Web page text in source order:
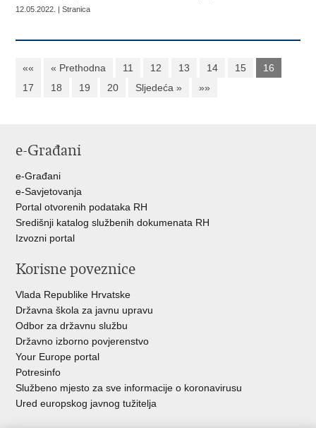
12.05.2022. | Stranica
«« « Prethodna 11 12 13 14 15
16
17
18 19 20 Sljedeća » »»
e-Građani
e-Građani
e-Savjetovanja
Portal otvorenih podataka RH
Središnji katalog službenih dokumenata RH
Izvozni portal
Korisne poveznice
Vlada Republike Hrvatske
Državna škola za javnu upravu
Odbor za državnu službu
Državno izborno povjerenstvo
Your Europe portal
Potresinfo
Službeno mjesto za sve informacije o koronavirusu
Ured europskog javnog tužitelja